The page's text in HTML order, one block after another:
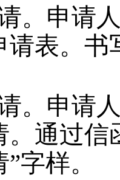
。申请
请表。
。申请
。通过信
字样。